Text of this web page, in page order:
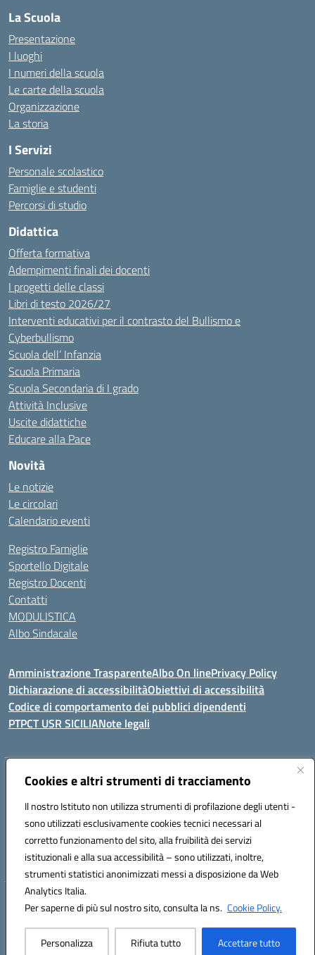
Cookies e altri strumenti di tracciamento
Il nostro Istituto non utilizza strumenti di profilazione degli utenti -
sono utilizzati esclusivamente cookies tecnici necessari al
corretto funzionamento del sito, alla fruibilità dei servizi
istituzionali e alla sua accessibilità – sono utilizzati, inoltre,
strumenti statistici anonimizzati messi a disposizione da Web
Analytics Italia.
Per saperne di più sul nostro sito, consulta la ns. Cookie Policy.
Personalizza Rifiuta tutto Accettare tutto
La Scuola
Presentazione
I luoghi
I numeri della scuola
Le carte della scuola
Organizzazione
La storia
I Servizi
Personale scolastico
Famiglie e studenti
Percorsi di studio
Didattica
Offerta formativa
Adempimenti finali dei docenti
I progetti delle classi
Libri di testo 2026/27
Interventi educativi per il contrasto del Bullismo e
Cyberbullismo
Scuola dell’ Infanzia
Scuola Primaria
Scuola Secondaria di I grado
Attività Inclusive
Uscite didattiche
Educare alla Pace
Novità
Le notizie
Le circolari
Calendario eventi
Registro Famiglie
Sportello Digitale
Registro Docenti
Contatti
MODULISTICA
Albo Sindacale
Amministrazione TrasparenteAlbo On linePrivacy Policy
Dichiarazione di accessibilitàObiettivi di accessibilità
Codice di comportamento dei pubblici dipendenti
PTPCT USR SICILIANote legali
Indirizzo:Via Enrico Fermi, 4 - Cefalù
Posta elettronica certificata (PEC):PAIC8AJ008@pec.istruzione.it
Codice fiscale: 82000590826
Codice meccanografico: PAIC8AJ008
Hosting & Powered by 3D Solution S.r.l.
Concept & Design by Designers Italia